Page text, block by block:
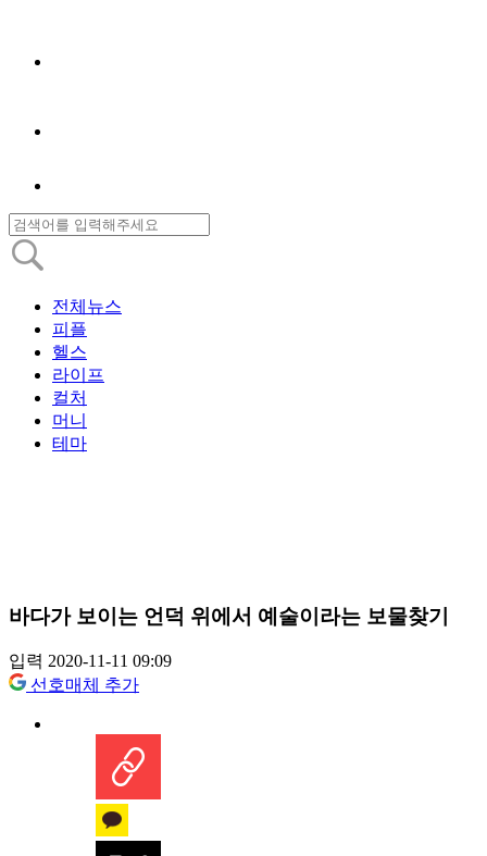
전체뉴스
피플
헬스
라이프
컬처
머니
테마
바다가 보이는 언덕 위에서 예술이라는 보물찾기
입력 2020-11-11 09:09
선호매체 추가